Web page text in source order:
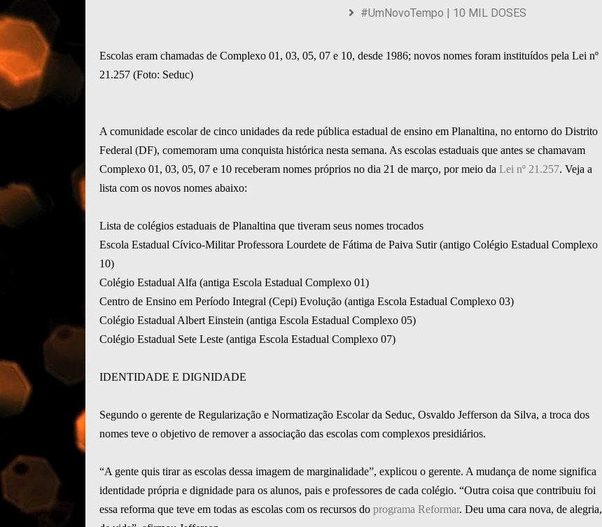
#UmNovoTempo | 10 MIL DOSES
Escolas eram chamadas de Complexo 01, 03, 05, 07 e 10, desde 1986; novos nomes foram instituídos pela Lei nº
21.257 (Foto: Seduc)
A comunidade escolar de cinco unidades da rede pública estadual de ensino em Planaltina, no entorno do Distrito
Federal (DF), comemoram uma conquista histórica nesta semana. As escolas estaduais que antes se chamavam
Complexo 01, 03, 05, 07 e 10 receberam nomes próprios no dia 21 de março, por meio da Lei nº 21.257. Veja a
lista com os novos nomes abaixo:
Lista de colégios estaduais de Planaltina que tiveram seus nomes trocados
Escola Estadual Cívico-Militar Professora Lourdete de Fátima de Paiva Sutir (antigo Colégio Estadual Complexo
10)
Colégio Estadual Alfa (antiga Escola Estadual Complexo 01)
Centro de Ensino em Período Integral (Cepi) Evolução (antiga Escola Estadual Complexo 03)
Colégio Estadual Albert Einstein (antiga Escola Estadual Complexo 05)
Colégio Estadual Sete Leste (antiga Escola Estadual Complexo 07)
IDENTIDADE E DIGNIDADE
Segundo o gerente de Regularização e Normatização Escolar da Seduc, Osvaldo Jefferson da Silva, a troca dos
nomes teve o objetivo de remover a associação das escolas com complexos presidiários.
“A gente quis tirar as escolas dessa imagem de marginalidade”, explicou o gerente. A mudança de nome significa
identidade própria e dignidade para os alunos, pais e professores de cada colégio. “Outra coisa que contribuiu foi
essa reforma que teve em todas as escolas com os recursos do programa Reformar. Deu uma cara nova, de alegria,